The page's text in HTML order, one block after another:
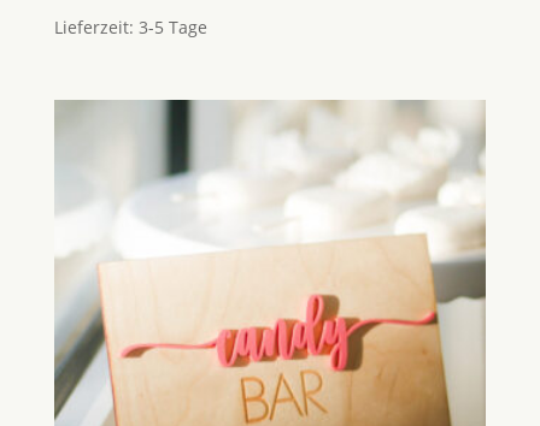
Lieferzeit: 3-5 Tage